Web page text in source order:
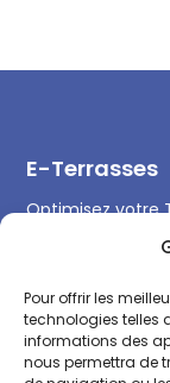
Pour offrir les
technologies telles
informations des
nous permettra de
E-Terrasses
Optimisez votre
professionnel